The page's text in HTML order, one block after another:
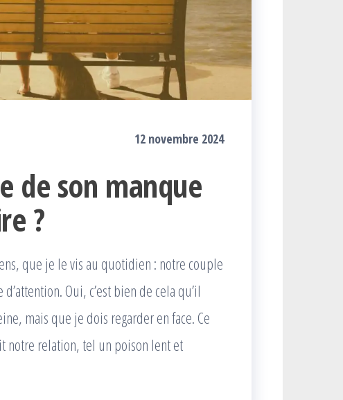
12 novembre 2024
de son manque
?
que je le vis au quotidien : notre couple
Oui, c’est bien de cela qu’il
mais que je dois regarder en face. Ce
notre relation, tel un poison lent et